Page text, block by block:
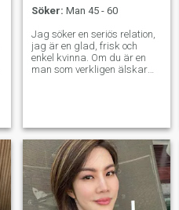
Söker: Man 45 - 60
Jag söker en seriös relation,
jag är en glad, frisk och
enkel kvinna. Om du är en
man som verkligen älskar
kan säga hej och lära känna
mig mer.